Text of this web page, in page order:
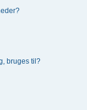
bruges til?